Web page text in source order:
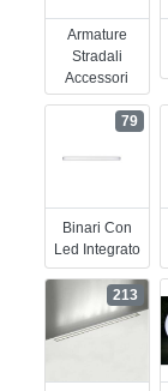
Armature
Stradali
Accessori
Binari Con
Led Integrato
79
213